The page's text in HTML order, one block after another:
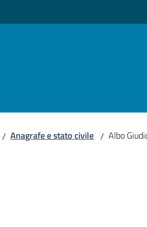
/ Anagrafe e stato civile / Albo